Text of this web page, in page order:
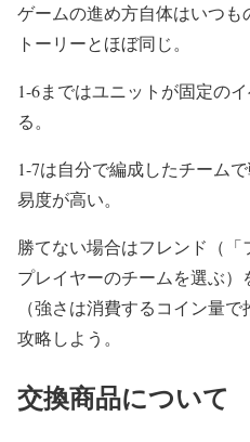
ゲームの進め方自体はいつ
トーリーとほぼ同じ。
1-6まではユニットが固定の
る。
1-7は自分で編成したチーム
易度が高い。
勝てない場合はフレンド（
プレイヤーのチームを選ぶ
（強さは消費するコイン量
攻略しよう。
交換商品について